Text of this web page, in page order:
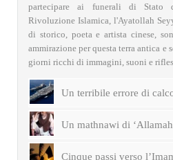
partecipare ai funerali di Stato
Rivoluzione Islamica, l'Ayatollah
di storico, poeta e artista cinese,
ammirazione per questa terra antica
giorni ricchi di immagini, suoni e
Un terribile errore di
Un mathnawi di ‘Allamah
Cinque passi verso